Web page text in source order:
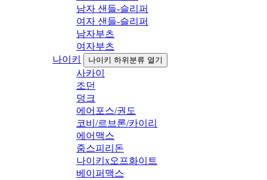
남자 샌들-슬리퍼
여자 샌들-슬리퍼
남자부츠
여자부츠
나이키
나이키 하위분류 열기
사카이
조던
덩크
에어포스/권도
코비/르브론/카이리
에어맥스
줌스피리돈
나이키x오프화이트
베이퍼맥스